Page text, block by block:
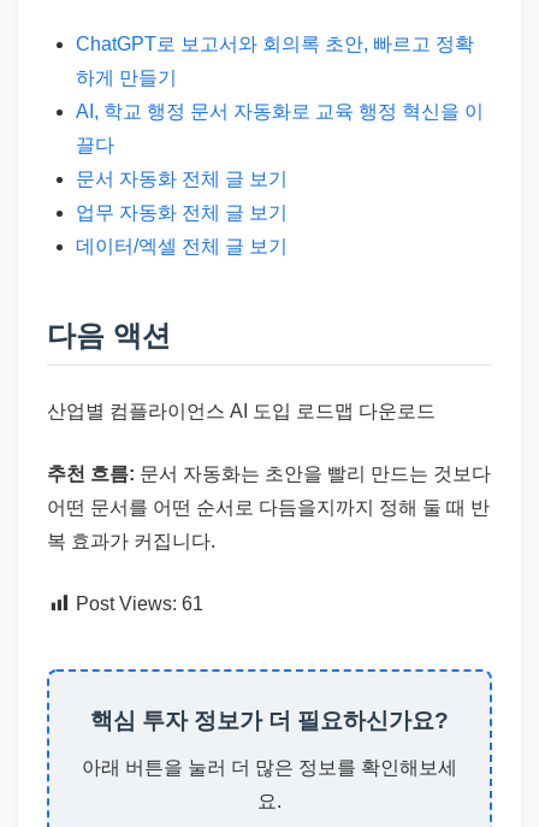
ChatGPT로 보고서와 회의록 초안, 빠르고 정확
하게 만들기
AI, 학교 행정 문서 자동화로 교육 행정 혁신을 이
끌다
문서 자동화 전체 글 보기
업무 자동화 전체 글 보기
데이터/엑셀 전체 글 보기
다음 액션
산업별 컴플라이언스 AI 도입 로드맵 다운로드
추천 흐름: 문서 자동화는 초안을 빨리 만드는 것보다
어떤 문서를 어떤 순서로 다듬을지까지 정해 둘 때 반
복 효과가 커집니다.
Post Views: 61
핵심 투자 정보가 더 필요하신가요?
아래 버튼을 눌러 더 많은 정보를 확인해보세
요.